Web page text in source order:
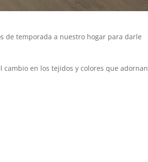
de temporada a nuestro hogar para darle
en los tejidos y colores que adornan